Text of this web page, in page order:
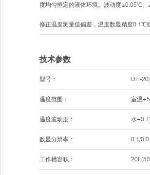
度均匀恒定的液体环境。波动度±0.05℃
修正温度测量值偏差，温度数显精度
技术参数
型号： DH-
温度范围： 室温
温度波动度： 水
数显分辨率： 0.1/
工作槽容积：